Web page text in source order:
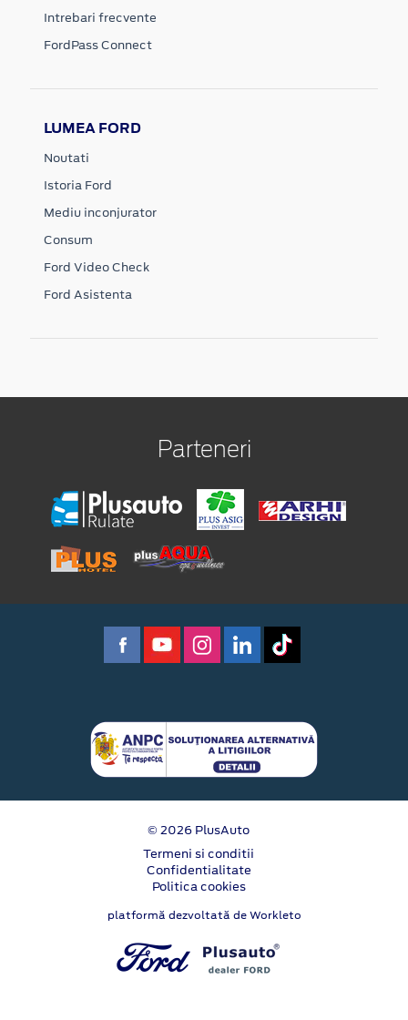
Intrebari frecvente
FordPass Connect
LUMEA FORD
Noutati
Istoria Ford
Mediu inconjurator
Consum
Ford Video Check
Ford Asistenta
Parteneri
© 2026 PlusAuto
Termeni si conditii
Confidentialitate
Politica cookies
platformă dezvoltată de Workleto